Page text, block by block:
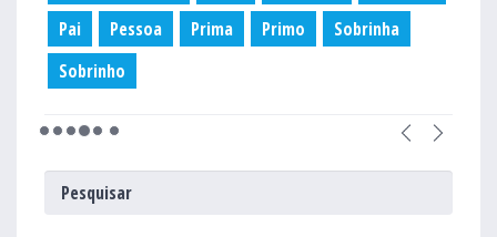
Pai
Pessoa Prima Primo
Sobrinha
Sobrinho